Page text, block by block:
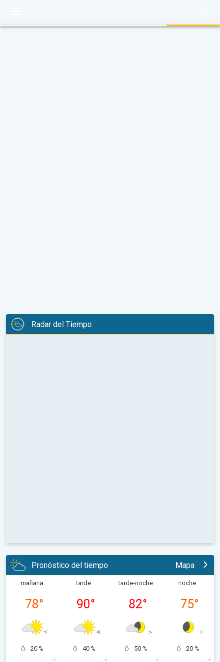
Radar del Tiempo
Pronóstico del tiempo Mapa
mañana
78°
20 %
tarde
90°
40 %
tarde-noche
82°
50 %
noche
75°
20 %